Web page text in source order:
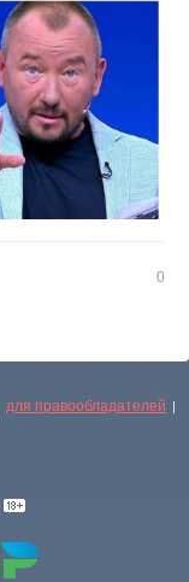
0
для правообладателей |